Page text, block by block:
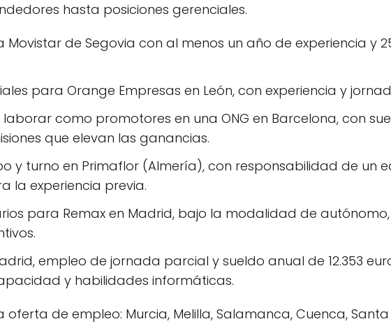
hasta posiciones gerenciales.
de Segovia con al menos un año de experiencia y
para Orange Empresas en León, con experiencia y
como promotores en una ONG en Barcelona, con
que elevan las ganancias.
y turno en Primaflor (Almería), con responsabilidad de un
la experiencia previa.
para Remax en Madrid, bajo la modalidad de
empleo de jornada parcial y sueldo anual de 12.353
y habilidades informáticas.
de empleo: Murcia, Melilla, Salamanca, Cuenca, Santa